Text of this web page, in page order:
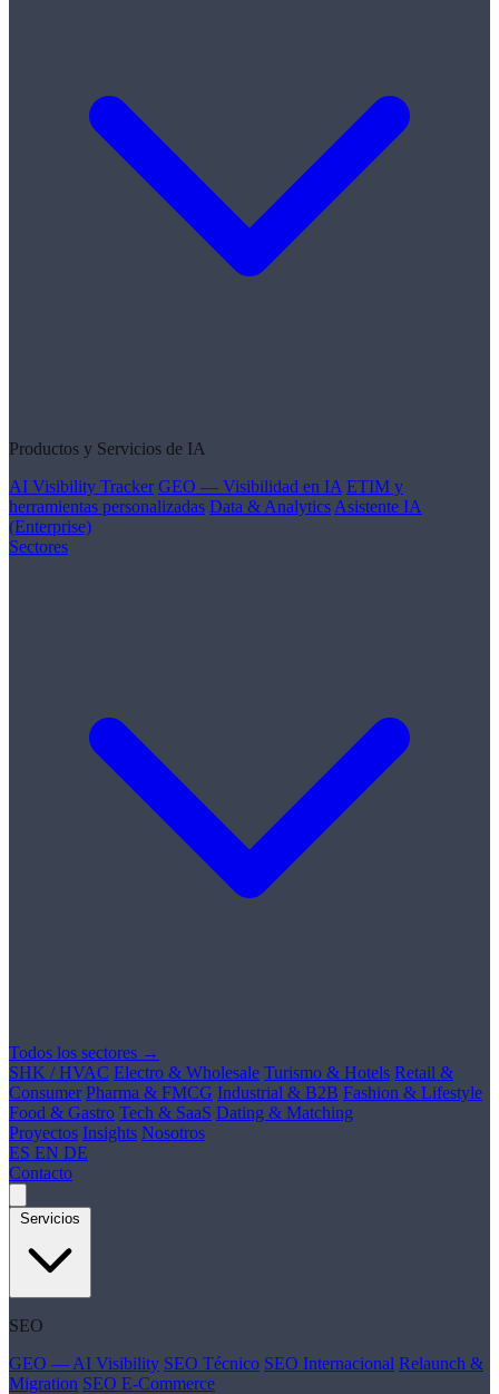
Productos y Servicios de IA
AI Visibility Tracker GEO — Visibilidad en IA ETIM y
herramientas personalizadas Data & Analytics Asistente IA
(Enterprise)
Sectores
Todos los sectores →
SHK / HVAC Electro & Wholesale Turismo & Hotels Retail &
Consumer Pharma & FMCG Industrial & B2B Fashion & Lifestyle
Food & Gastro Tech & SaaS Dating & Matching
Proyectos Insights Nosotros
ES EN DE
Contacto
Servicios
SEO
GEO — AI Visibility SEO Técnico SEO Internacional Relaunch &
Migration SEO E-Commerce